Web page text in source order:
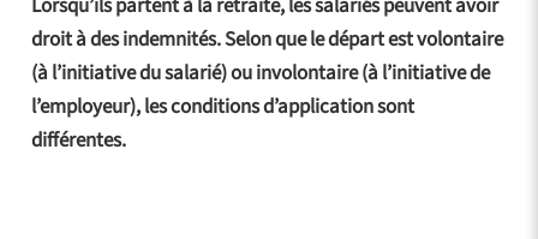
droit à des indemnités. Selon que le départ est volontaire
(à l’initiative du salarié) ou involontaire (à l’initiative de
l’employeur), les conditions d’application sont
différentes.